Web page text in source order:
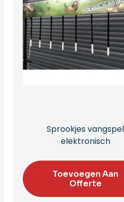
Sprookjes vangspel
elektronisch
Toevoegen Aan
Offerte